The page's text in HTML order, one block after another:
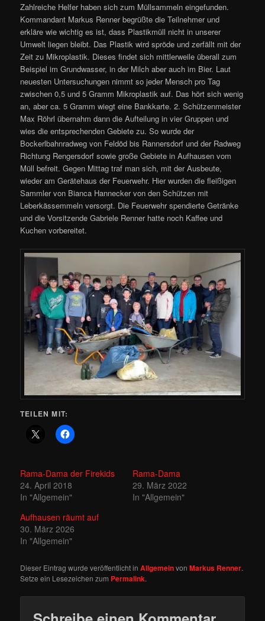
Zahlreiche Helfer haben sich zum Müllsammeln eingefunden.
Kommandant Markus Renner begrüßte die Teilnehmer und
erkläre wie wichtig es ist, dass Plastikmüll nicht in unserer
Umwelt liegen bleibt. Das Plastik wird spröde und zerfällt mit der
Zeit zu Mikroplastik. Dieses findet sich mittlerweile überall zum
Beispiel im Grundwasser, in der Milch aber auch im Bier. Laut
neuesten Untersuchungen nimmt so jeder Mensch pro Tag
zwischen 0,5 und 5 Gramm Mikroplastik auf. Das hört sich wenig
an, aber ca. 5 Gramm wiegt eine Bankkarte. 2. Schützenmeister
Max Röhrl übernahm dann die Aufteilung in vier Gruppen und
wies die entsprechenden Gebiete zu. So wurde der
Bockerlbahnradweg von Feldöd bis Rannersdorf und der Radweg
Richtung Rengersdorf sowie große Gebiete in Aufhausen vom
Müll befreit. Gegen Mittag traf man sich, mit der Ausbeute,
wieder am Gerätehaus der Feuerwehr. Hier wurden die fleißigen
Sammler von Bianca Hannecker von den Schützen mit
Leberkässemmeln versorgt. Die Feuerwehr spendierte Getränke
und die Vorsitzende Gabriele Renner hatte noch Kaffee und
Kuchen vorbereitet.
TEILEN MIT:
Rama-Dama der Firekids
24. April 2018
In "Allgemein"
Rama-Dama
29. März 2022
In "Allgemein"
Aufhausen räumt auf
30. März 2026
In "Allgemein"
Dieser Eintrag wurde veröffentlicht inAllgemeinvonMarkus Renner.
Setze ein Lesezeichen zum Permalink.